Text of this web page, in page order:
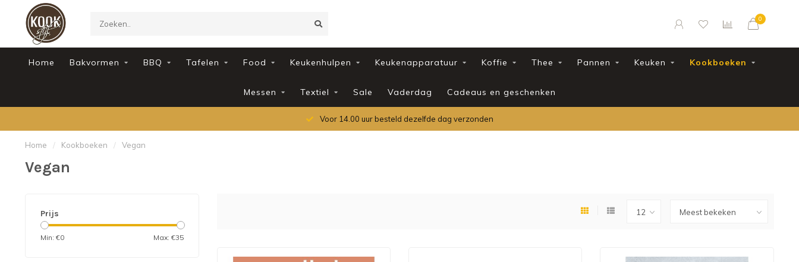
0
Home Bakvormen BBQ Tafelen Food Keukenhulpen Keukenapparatuur Koffie Thee Pannen Keuken Kookboeken
Messen Textiel Sale Vaderdag Cadeaus en geschenken
Voor 14.00 uur besteld dezelfde dag verzonden
Home / Kookboeken / Vegan
Vegan
Prijs
Min: €0 Max: €35